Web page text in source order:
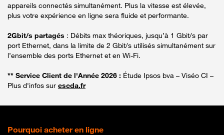
appareils connectés simultanément. Plus la vitesse est élevée,
plus votre expérience en ligne sera fluide et performante.
2Gbit/s partagés : Débits max théoriques, jusqu’à 1 Gbit/s par
port Ethernet, dans la limite de 2 Gbit/s utilisés simultanément sur
l’ensemble des ports Ethernet et en Wi-Fi.
** Service Client de l'Année 2026 : Étude Ipsos bva – Viséo CI –
Plus d'infos sur escda.fr
Pourquoi acheter en ligne